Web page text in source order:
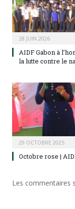
28 JUIN 2026
AIDF Gabon à
la lutte contre le
29 OCTOBRE 2025
Octobre rose |
Les commentaires